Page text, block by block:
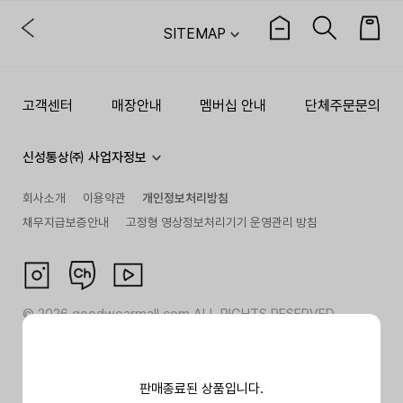
판매종료된 상품입니다.
SITEMAP
고객센터 매장안내 멤버십 안내 단체주문문의
신성통상㈜ 사업자정보
회사소개 이용약관
개인정보처리방침
채무지급보증안내
고정형 영상정보처리기기 운영관리 방침
©2026goodwearmall.com ALL RIGHTS RESERVED